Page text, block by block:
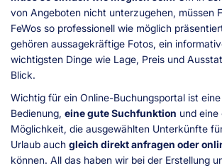
von Angeboten nicht unterzugehen, müssen
FeWos so professionell wie möglich
gehören aussagekräftige Fotos, ein
wichtigsten Dinge wie Lage, Preis und
Blick.
Wichtig für ein Online-Buchungsportal ist
Bedienung, eine gute Suchfunktion und
Möglichkeit, die ausgewählten Unterkünfte
Urlaub auch gleich direkt anfragen oder
können. All das haben wir bei der Erstellung